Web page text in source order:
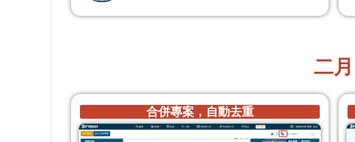
二月
合併專案，自動去重​